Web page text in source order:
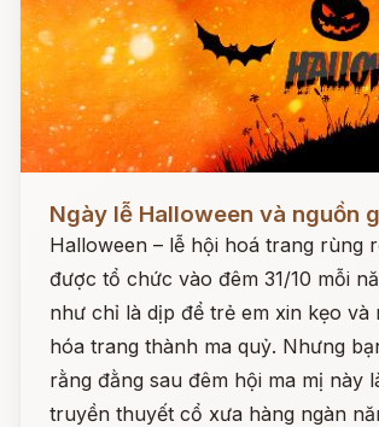
Ngày lễ Halloween và nguồn
Halloween – lễ hội hoá trang rùng
được tổ chức vào đêm 31/10 mỗi
như chỉ là dịp để trẻ em xin kẹo và
hóa trang thành ma quỷ. Nhưng
rằng đằng sau đêm hội ma mị này
truyền thuyết cổ xưa hàng ngàn